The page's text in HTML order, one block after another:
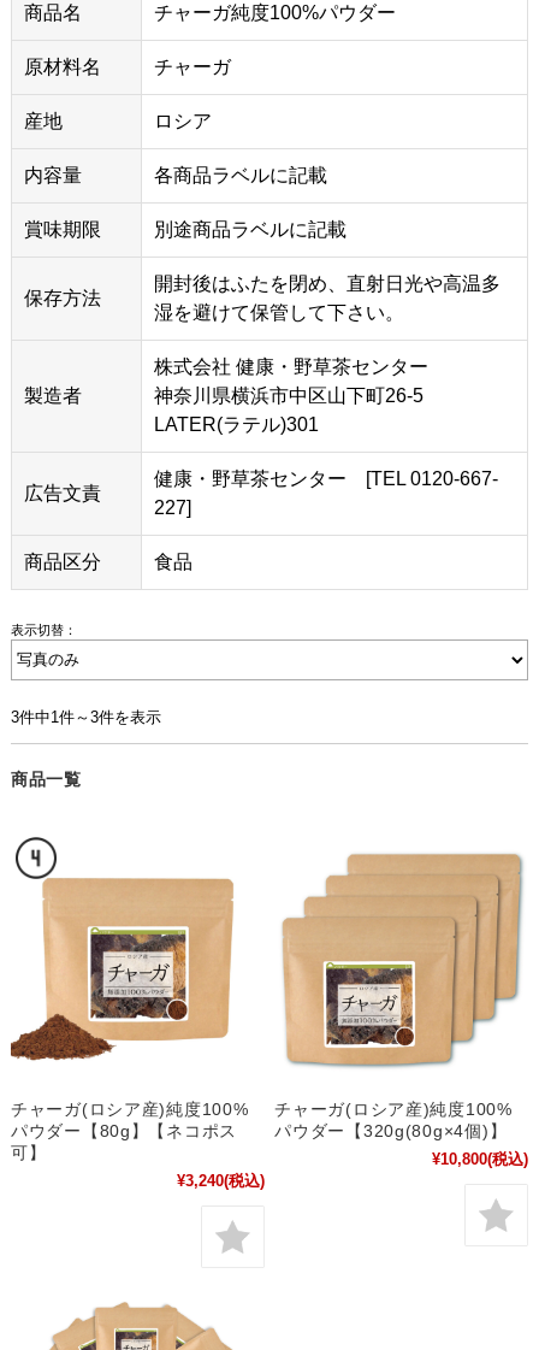
商品名 チャーガ純度100%パウダー
原材料名 チャーガ
産地 ロシア
内容量 各商品ラベルに記載
賞味期限 別途商品ラベルに記載
保存方法
開封後はふたを閉め、直射日光や高温多
湿を避けて保管して下さい。
製造者
株式会社 健康・野草茶センター
神奈川県横浜市中区山下町26-5
LATER(ラテル)301
広告文責
健康・野草茶センター [TEL 0120-667-
227]
商品区分 食品
表示切替：
3件中1件～3件を表示
商品一覧
チャーガ(ロシア産)純度100%
パウダー【80g】【ネコポス
可】
¥3,240(税込)
チャーガ(ロシア産)純度100%
パウダー【320g(80g×4個)】
¥10,800(税込)